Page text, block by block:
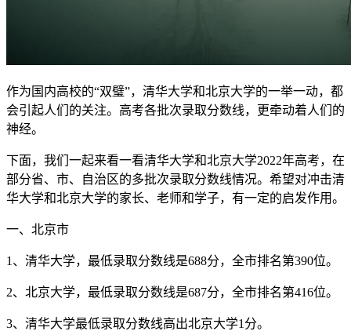
作为国内高校的“双璧”，清华大学和北京大学的一举一动，都
会引起人们的关注。高考各批次录取分数线，更牵动着人们的
神经。
下面，我们一起来看一看清华大学和北京大学2022年高考，在
部分省、市、自治区的多批次录取分数线情况。希望对冲击清
华大学和北京大学的家长、老师和学子，有一定的启发作用。
一、北京市
1、清华大学，最低录取分数线是688分，全市排名第390位。
2、北京大学，最低录取分数线是687分，全市排名第416位。
3、清华大学最低录取分数线高出北京大学1分。